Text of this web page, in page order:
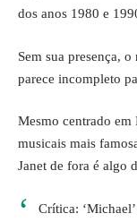
dos anos 1980 e
Sem sua presença,
parece incompleto
Mesmo centrado
musicais mais
Janet de fora é algo
Crítica: